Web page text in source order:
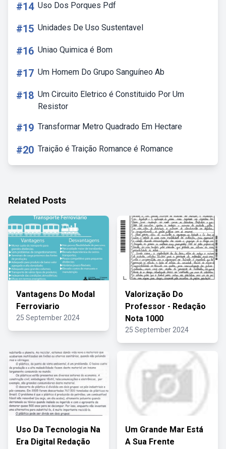
#14 Uso Dos Porques Pdf
#15 Unidades De Uso Sustentavel
#16 Uniao Quimica é Bom
#17 Um Homem Do Grupo Sanguíneo Ab
#18 Um Circuito Eletrico é Constituido Por Um
Resistor
#19 Transformar Metro Quadrado Em Hectare
#20 Traição é Traição Romance é Romance
Related Posts
Vantagens Do Modal
Ferroviario
25 September 2024
Valorização Do
Professor - Redação
Nota 1000
25 September 2024
Uso Da Tecnologia Na
Era Digital Redação
Um Grande Mar Está
A Sua Frente